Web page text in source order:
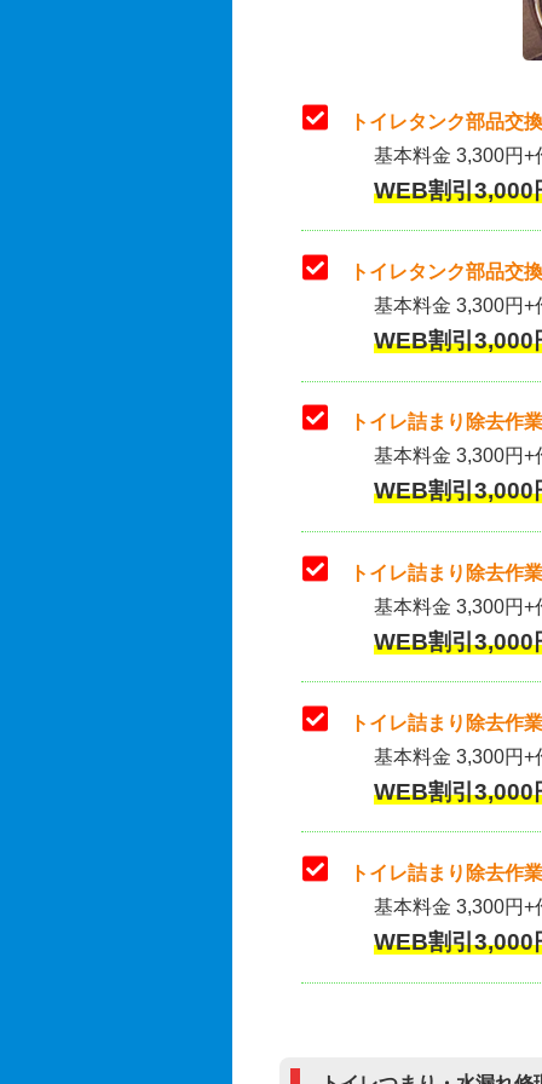
トイレタンク部品交
基本料金 3,300円
WEB割引
トイレタンク部品交
基本料金 3,300円+
WEB割引
トイレ詰まり除去作
基本料金 3,300円+
WEB割引
トイレ詰まり除去作
基本料金 3,300円+
WEB割引
トイレ詰まり除去
基本料金 3,300円+
WEB割引
トイレ詰まり除去作
基本料金 3,300円+
WEB割引